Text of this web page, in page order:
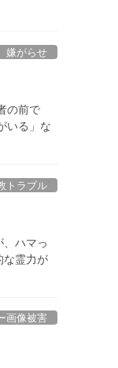
嫌がらせ
の前で
いる」な
トラブル
ハマっ
な霊力が
画像被害